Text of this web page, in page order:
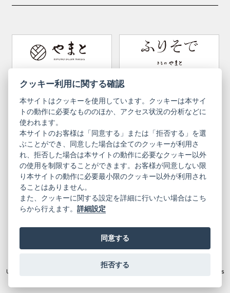
Convenient item Machining options
Obi (made in Okinawa)
Y. & SONS THE YARD
Yamato Brand Website
Newsletter User Guide
Privacy Policy Inquiries
Information Pursuant to the Act on
Specified Commercial Transactions Terms of Use
English Japanese
© 2019 YAMATO CO, LTD.
Unauthorized copying and replication of the contents of this site, text and images
クッキー利用に関する確認
本サイトはクッキーを使用しています。クッキーは本サイ
トの動作に必要なもののほか、アクセス状況の分析などに
使われます。
本サイトのお客様は「同意する」または「拒否する」を選
ぶことができ、同意した場合は全てのクッキーが利用さ
れ、拒否した場合は本サイトの動作に必要なクッキー以外
の使用を制限することができます。お客様が同意しない限
り本サイトの動作に必要最小限のクッキー以外が利用され
ることはありません。
また、クッキーに関する設定を詳細に行いたい場合はこち
らから行えます。詳細設定
同意する
拒否する